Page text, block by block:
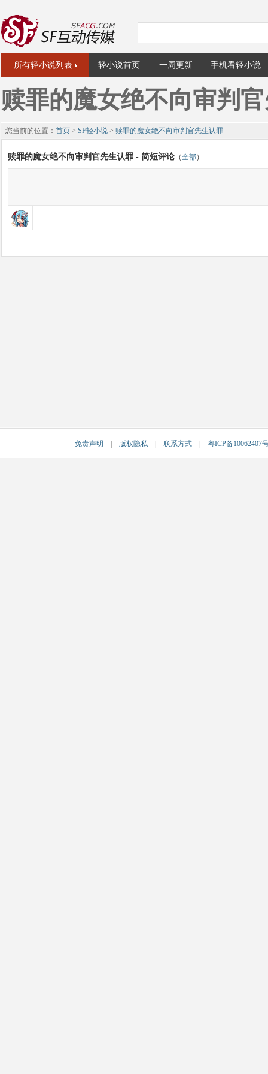
所有轻小说列表 轻小说首页 一周更新 手机看轻小说
赎罪的魔女绝不向审判
您当前的位置： 首页 > SF轻小说 > 赎罪的魔女绝不向审判官先生认罪
赎罪的魔女绝不向审判官先生认罪 - 简短评论 （全部）
免责声明 版权隐私 联系方式 粤ICP备10062407